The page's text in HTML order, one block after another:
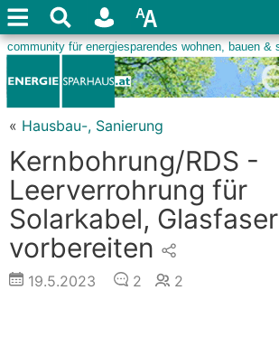
« Hausbau-, Sanierung
Kernbohrung/RDS -
Leerverrohrung für
Solarkabel, Glasfaser
vorbereiten
19.5.2023 2 2